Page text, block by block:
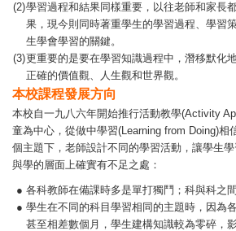
(2)學習過程和結果同樣重要，以往老師和家長
果，現今則同時著重學生的學習過程、學習
生學會學習的關鍵。
(3)更重要的是要在學習知識過程中，潛移默化
正確的價值觀、人生觀和世界觀。
本校課程發展方向
本校自一九八六年開始推行活動教學(Activity
童為中心，從做中學習(Learning from Doing)相
個主題下，老師設計不同的學習活動，讓學生
與學的層面上確實有不足之處：
● 各科教師在備課時多是單打獨鬥；科與科之間
● 學生在不同的科目學習相同的主題時，因為
甚至相差數個月，學生建構知識較為零碎，